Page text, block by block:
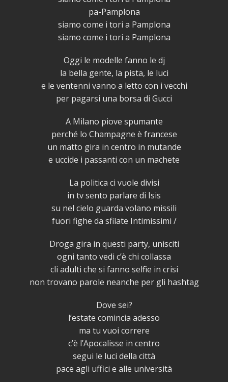
pa-Pamplona
siamo come i tori a Pamplona
siamo come i tori a Pamplona
Oggi le modelle fanno le dj
la bella gente, la pista, le luci
e le ventenni vanno a letto con i vecchi
per pagarsi una borsa di Gucci
A Milano piove spumante
perché lo Champagne è francese
un matto gira in centro in mutande
e uccide i passanti con un machete
La politica ci vuole divisi
in tv sento parlare di Isis
su nel cielo guarda volano missili
fuori fighe da sfilate Intimissimi /
Droga gira in questi party, unisciti
ogni tanto vedi c’è chi collassa
cli adulti che si fanno selfie in crisi
non trovano parole neanche per gli hashtag
Dove sei?
l’estate comincia adesso
ma tu vuoi correre
c’è l’Apocalisse in centro
segui le luci della città
pace agli uffici e alle università